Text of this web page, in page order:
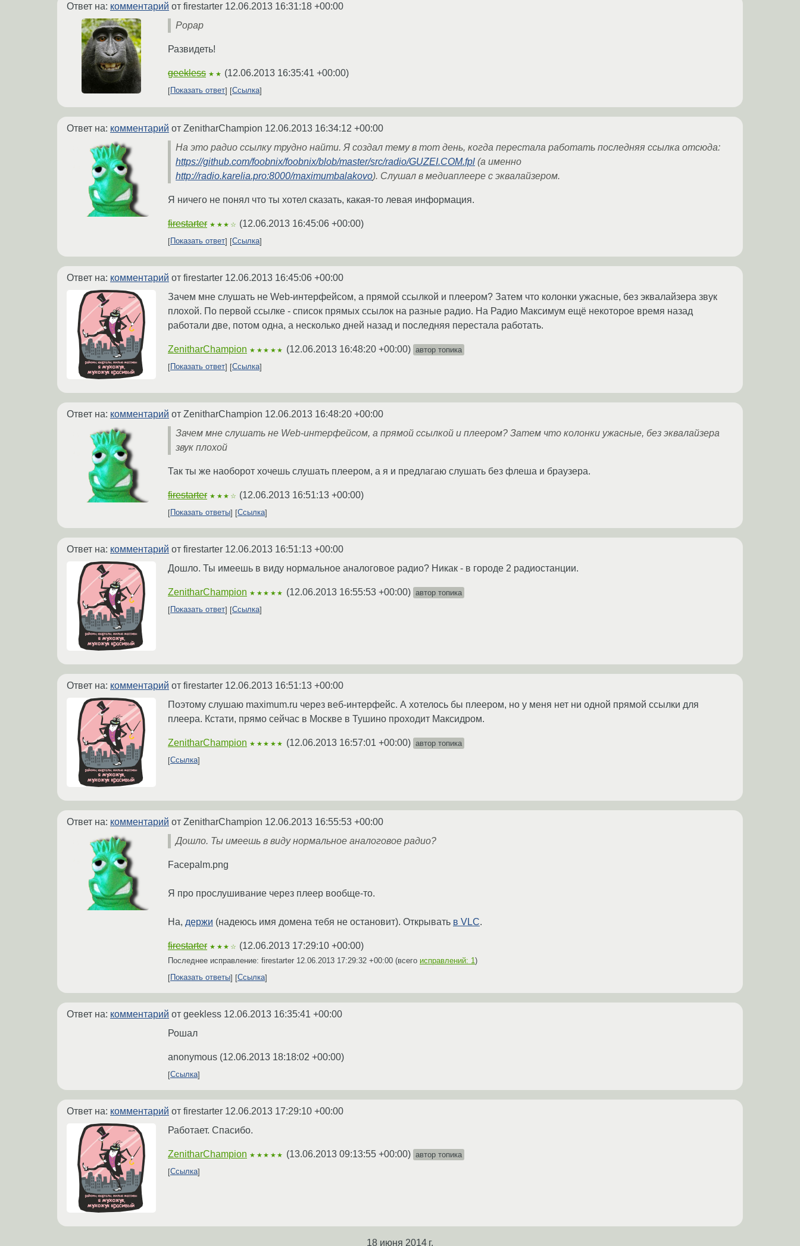
Ответ на: комментарий от firestarter 12.06.2013 16:31:18 +00:00
Popap
Развидеть!
geekless ★★ (12.06.2013 16:35:41 +00:00)
Показать ответ Ссылка
Ответ на: комментарий от ZenitharChampion 12.06.2013 16:34:12 +00:00
На это радио ссылку трудно найти. Я создал тему в тот день, когда перестала работать последняя ссылка отсюда:
https://github.com/foobnix/foobnix/blob/master/src/radio/GUZEI.COM.fpl (а именно
http://radio.karelia.pro:8000/maximumbalakovo). Слушал в медиаплеере с эквалайзером.
Я ничего не понял что ты хотел сказать, какая-то левая информация.
firestarter ★★★☆ (12.06.2013 16:45:06 +00:00)
Показать ответ Ссылка
Ответ на: комментарий от firestarter 12.06.2013 16:45:06 +00:00
Зачем мне слушать не Web-интерфейсом, а прямой ссылкой и плеером? Затем что колонки ужасные, без эквалайзера звук
плохой. По первой ссылке - список прямых ссылок на разные радио. На Радио Максимум ещё некоторое время назад
работали две, потом одна, а несколько дней назад и последняя перестала работать.
ZenitharChampion ★★★★★ (12.06.2013 16:48:20 +00:00) автор топика
Показать ответ
Ссылка
Ответ на: комментарий от ZenitharChampion 12.06.2013 16:48:20 +00:00
Зачем мне слушать не Web-интерфейсом, а прямой ссылкой и плеером? Затем что колонки ужасные, без эквалайзера
звук плохой
Так ты же наоборот хочешь слушать плеером, а я и предлагаю слушать без флеша и браузера.
firestarter ★★★☆ (12.06.2013 16:51:13 +00:00)
Показать ответы Ссылка
Ответ на: комментарий от firestarter 12.06.2013 16:51:13 +00:00
Дошло. Ты имеешь в виду нормальное аналоговое радио? Никак - в городе 2 радиостанции.
ZenitharChampion ★★★★★ (12.06.2013 16:55:53 +00:00) автор топика
Показать ответ
Ссылка
Ответ на: комментарий от firestarter 12.06.2013 16:51:13 +00:00
Поэтому слушаю maximum.ru через веб-интерфейс. А хотелось бы плеером, но у меня нет ни одной прямой ссылки для
плеера. Кстати, прямо сейчас в Москве в Тушино проходит Максидром.
ZenitharChampion ★★★★★ (12.06.2013 16:57:01 +00:00) автор топика
Ссылка
Ответ на: комментарий от ZenitharChampion 12.06.2013 16:55:53 +00:00
Дошло. Ты имеешь в виду нормальное аналоговое радио?
Facepalm.png
Я про прослушивание через плеер вообще-то.
На, держи (надеюсь имя домена тебя не остановит). Открывать в VLC.
firestarter ★★★☆ (12.06.2013 17:29:10 +00:00)
Последнее исправление: firestarter 12.06.2013 17:29:32 +00:00 (всего исправлений: 1 )
Показать ответы
Ссылка
Ответ на: комментарий от geekless 12.06.2013 16:35:41 +00:00
Рошал
anonymous (12.06.2013 18:18:02 +00:00)
Ссылка
Ответ на: комментарий от firestarter 12.06.2013 17:29:10 +00:00
Работает. Спасибо.
ZenitharChampion ★★★★★ (13.06.2013 09:13:55 +00:00) автор топика
Ссылка
18 июня 2014 г.